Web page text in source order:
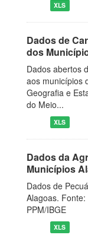
XLS
Dados de
dos
Dados abertos
aos municípios
Geografia e
do Meio...
XLS
Dados da
Municípios
Dados de
Alagoas.
PPM/IBGE
XLS